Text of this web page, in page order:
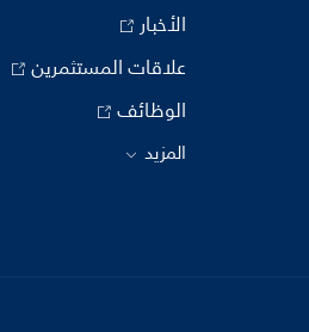
الأخبار
علاقات المستثمرين
الوظائف
المزيد